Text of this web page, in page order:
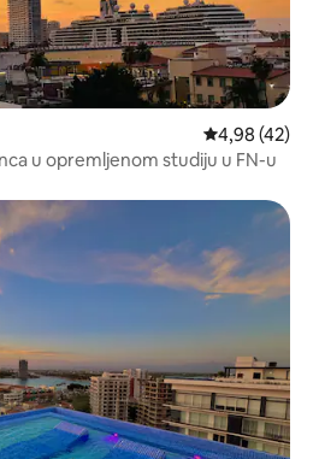
Prosječna
4,98 (42)
u opremljenom studiju u FN-u